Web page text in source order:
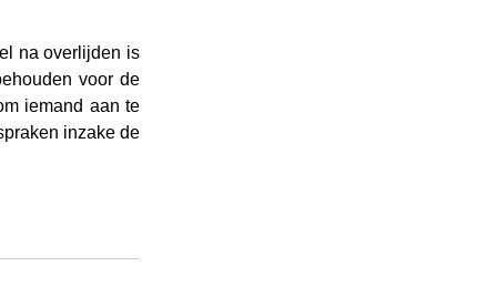
na overlijden is
voor de
iemand aan te
inzake de